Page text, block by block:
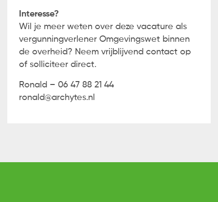
Interesse?
Wil je meer weten over deze vacature als
vergunningverlener Omgevingswet binnen
de overheid? Neem vrijblijvend contact op
of solliciteer direct.
Ronald – 06 47 88 21 44
ronald@archytes.nl